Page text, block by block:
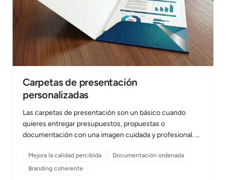
Carpetas de presentación
personalizadas
Las carpetas de presentación son un básico cuando
quieres entregar presupuestos, propuestas o
documentación con una imagen cuidada y profesional. En
Mejora la calidad percibida
Documentación ordenada
Branding coherente